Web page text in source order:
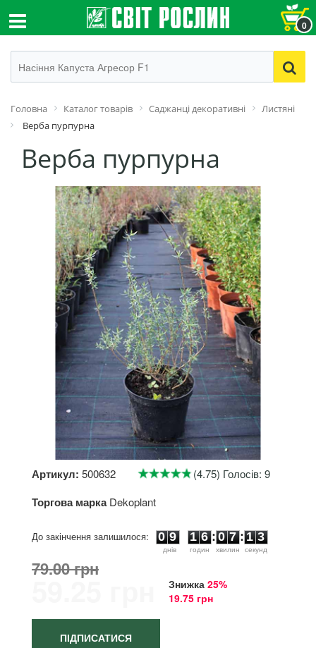
0
Головна Каталог товарів Саджанці декоративні
Листяні
Верба пурпурна
Верба пурпурна
Артикул: 500632 (4.75) Голосів: 9
Торгова марка Dekoplant
До закінчення залишилося:
0 9
днiв
1 6
годин
: 0 7
хвилин
: 1 2
3
секунд
79.00 грн
59.25 грн Знижка 25%
19.75 грн
ПІДПИСАТИСЯ